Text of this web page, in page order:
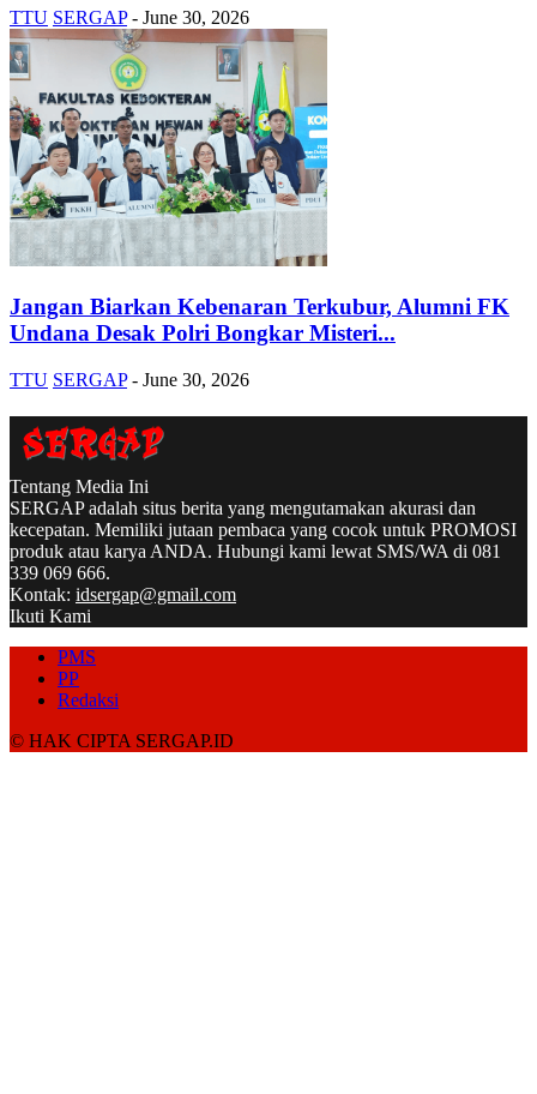
TTU SERGAP - June 30, 2026
Jangan Biarkan Kebenaran Terkubur, Alumni FK
Undana Desak Polri Bongkar Misteri...
TTU SERGAP - June 30, 2026
Tentang Media Ini
SERGAP adalah situs berita yang mengutamakan akurasi dan
kecepatan. Memiliki jutaan pembaca yang cocok untuk PROMOSI
produk atau karya ANDA. Hubungi kami lewat SMS/WA di 081
339 069 666.
Kontak: idsergap@gmail.com
Ikuti Kami
PMS
PP
Redaksi
© HAK CIPTA SERGAP.ID